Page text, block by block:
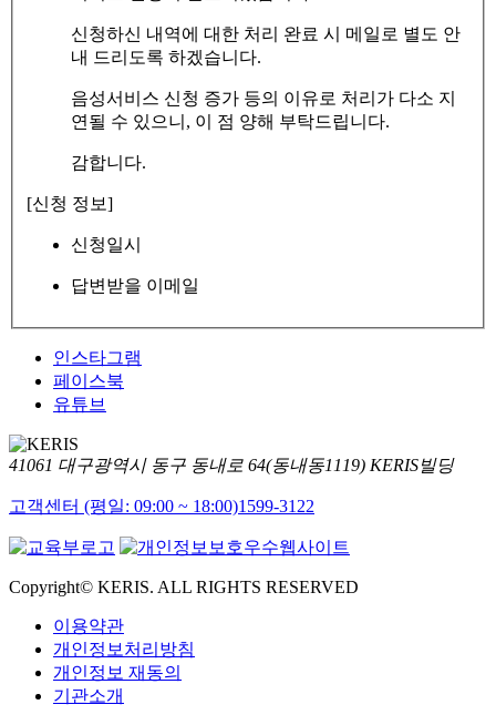
신청하신 내역에 대한 처리 완료 시 메일로 별도 안
내 드리도록 하겠습니다.
음성서비스 신청 증가 등의 이유로 처리가 다소 지
연될 수 있으니, 이 점 양해 부탁드립니다.
감합니다.
[신청 정보]
신청일시
답변받을 이메일
인스타그램
페이스북
유튜브
41061 대구광역시 동구 동내로 64(동내동1119) KERIS빌딩
고객센터 (평일: 09:00 ~ 18:00)1599-3122
Copyright© KERIS. ALL RIGHTS RESERVED
이용약관
개인정보처리방침
개인정보 재동의
기관소개